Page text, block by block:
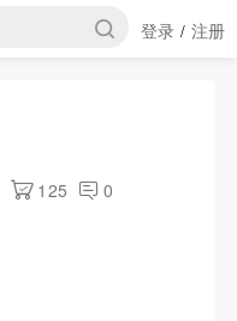
登录 / 注册
125 0